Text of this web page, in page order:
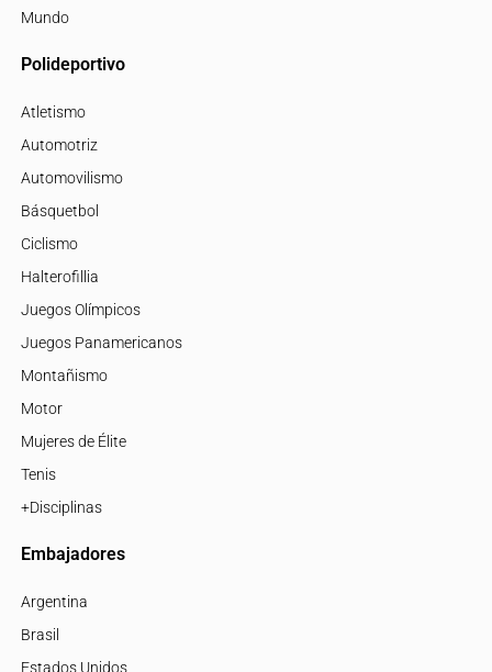
Mundo
Polideportivo
Atletismo
Automotriz
Automovilismo
Básquetbol
Ciclismo
Halterofillia
Juegos Olímpicos
Juegos Panamericanos
Montañismo
Motor
Mujeres de Élite
Tenis
+Disciplinas
Embajadores
Argentina
Brasil
Estados Unidos